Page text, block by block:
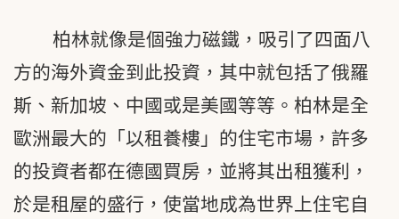
柏林就像是個強力磁鐵，吸引了四面八
方的海外資金到此投資，其中就包括了俄羅
斯、新加坡、中國或是美國等等。柏林是全
歐洲最大的「以租養樓」的住宅市場，許多
的投資者都在德國買房，並將其出租獲利，
於是租屋的盛行，使當地成為世界上住宅自